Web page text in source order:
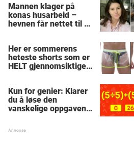
Mannen klager på
konas husarbeid –
hevnen får nettet til å
Her er sommerens
heteste shorts som er
HELT gjennomsiktige
Kun for genier: Klarer
du å løse den
vanskelige oppgaven